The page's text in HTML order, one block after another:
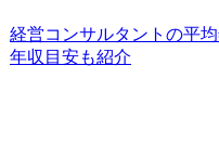
経営コンサルタントの平
年収目安も紹介